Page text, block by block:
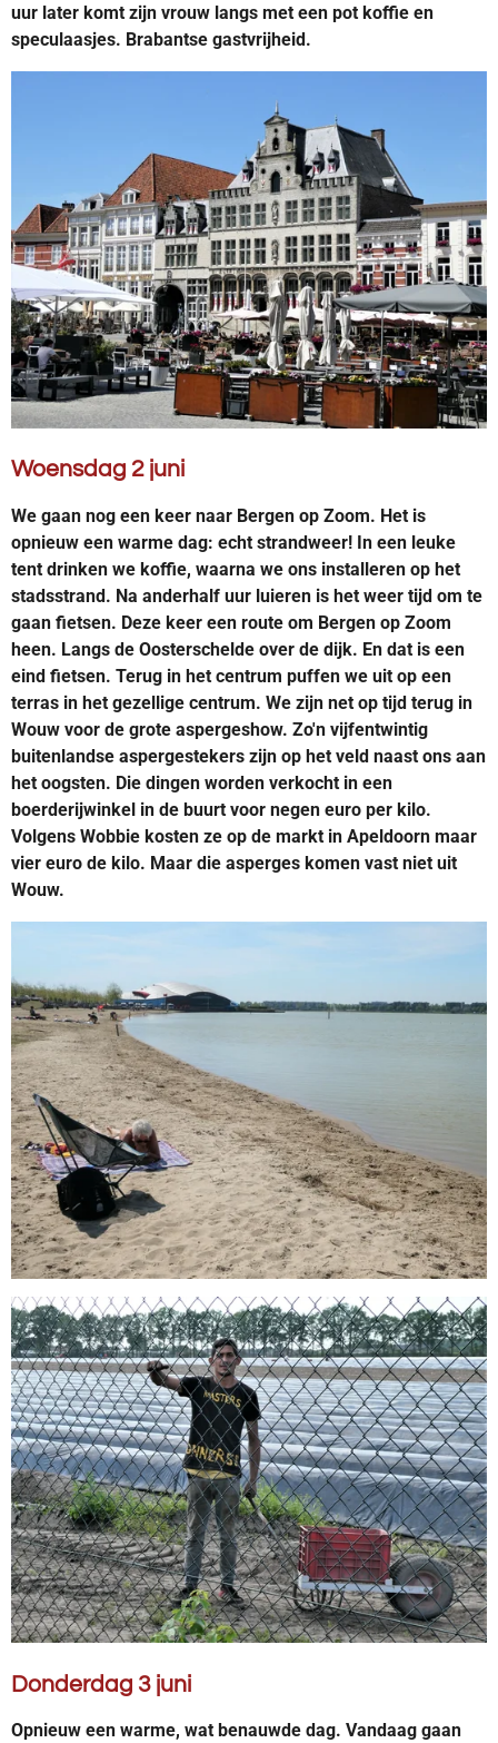
uur later komt zijn vrouw langs met een pot koffie en
speculaasjes. Brabantse gastvrijheid.
Woensdag 2 juni
We gaan nog een keer naar Bergen op Zoom. Het is
opnieuw een warme dag: echt strandweer! In een leuke
tent drinken we koffie, waarna we ons installeren op het
stadsstrand. Na anderhalf uur luieren is het weer tijd om te
gaan fietsen. Deze keer een route om Bergen op Zoom
heen. Langs de Oosterschelde over de dijk. En dat is een
eind fietsen. Terug in het centrum puffen we uit op een
terras in het gezellige centrum. We zijn net op tijd terug in
Wouw voor de grote aspergeshow. Zo'n vijfentwintig
buitenlandse aspergestekers zijn op het veld naast ons aan
het oogsten. Die dingen worden verkocht in een
boerderijwinkel in de buurt voor negen euro per kilo.
Volgens Wobbie kosten ze op de markt in Apeldoorn maar
vier euro de kilo. Maar die asperges komen vast niet uit
Wouw.
Donderdag 3 juni
Opnieuw een warme, wat benauwde dag. Vandaag gaan